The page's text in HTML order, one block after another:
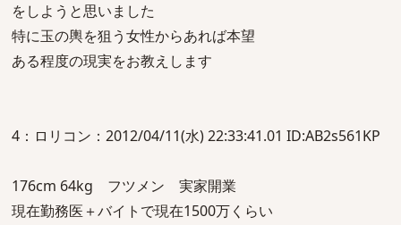
をしようと思いました
特に玉の輿を狙う女性からあれば本望
ある程度の現実をお教えします
4：ロリコン：2012/04/11(水) 22:33:41.01 ID:AB2s561KP
176cm 64kg フツメン 実家開業
現在勤務医＋バイトで現在1500万くらい